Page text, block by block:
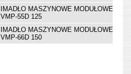
IMADŁO MASZYNOWE MODUŁOWE
VMP-55D 125
IMADŁO MASZYNOWE MODUŁOWE
VMP-66D 150